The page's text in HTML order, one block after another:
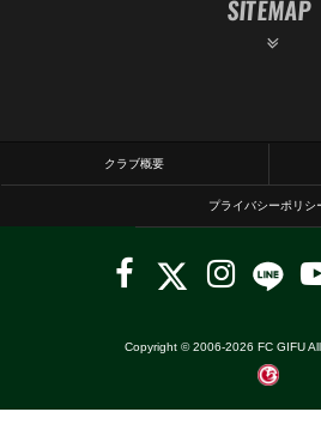
SITEMAP
クラブ概要
プライバシーポリシ
Copyright © 2006-2026 FC GIFU